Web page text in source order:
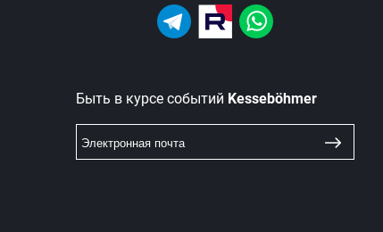
Быть в курсе событий Kesseböhmer